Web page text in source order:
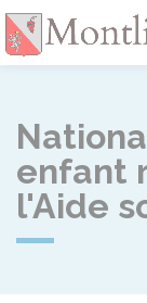
enfant
l'Aide